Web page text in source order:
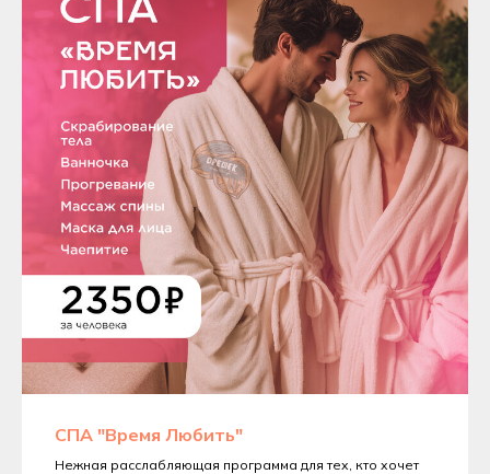
СПА "Время Любить"
Нежная расслабляющая программа для тех, кто хочет